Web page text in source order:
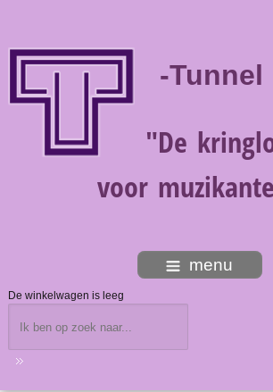
-
"De
voor
menu
De winkelwagen is leeg